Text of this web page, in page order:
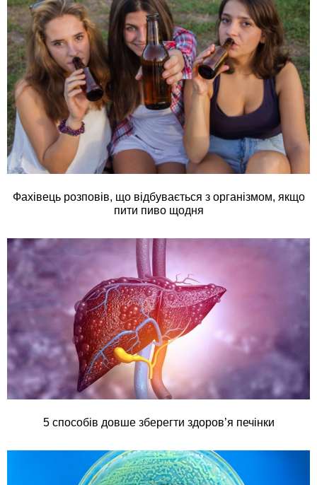
Фахівець розповів, що відбувається з організмом, якщо
пити пиво щодня
5 способів довше зберегти здоров’я печінки